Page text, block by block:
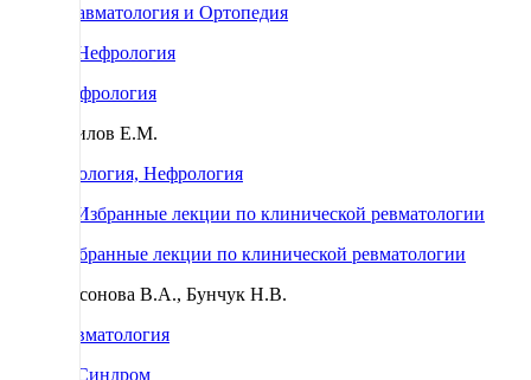
Травматология и Ортопедия
Нефрология
Шилов Е.М.
Урология, Нефрология
Избранные лекции по клинической ревматологии
Насонова В.А., Бунчук Н.В.
Ревматология